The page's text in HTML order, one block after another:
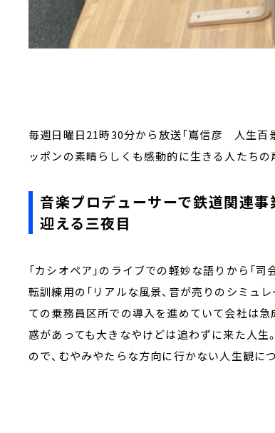
毎週日曜日21時30分から放送「嶌信彦 人生百
ッポンの素晴らしくも感動的に生きる人たちの
音楽プロデューサーで鉄道関連
迎える三夜目
「カシオペア」のライブでの軽妙な語りから「
転訓練用の「リアルな風景、音が売りのシミュ
ての乗務員区所での導入を進めていて会社は
惑があっても大きなやけどは追わずに来た人
ので、むやみやたらな方向に行かない人生観に